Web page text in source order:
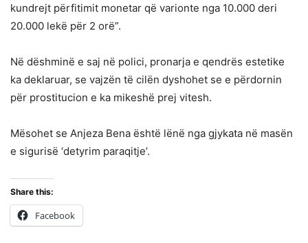
kundrejt përfitimit monetar që varionte nga 10.000 deri
20.000 lekë për 2 orë”.
Në dëshminë e saj në polici, pronarja e qendrës estetike
ka deklaruar, se vajzën të cilën dyshohet se e përdornin
për prostitucion e ka mikeshë prej vitesh.
Mësohet se Anjeza Bena është lënë nga gjykata në masën
e sigurisë ‘detyrim paraqitje’.
Share this:
Facebook